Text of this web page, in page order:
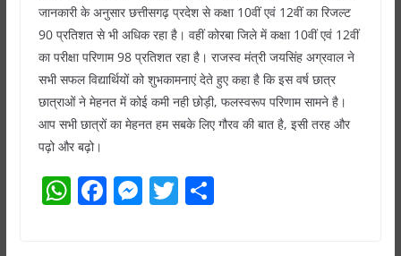
जानकारी के अनुसार छत्तीसगढ़ प्रदेश से कक्षा 10वीं एवं 12वीं का रिजल्ट
90 प्रतिशत से भी अधिक रहा है। वहीं कोरबा जिले में कक्षा 10वीं एवं 12वीं
का परीक्षा परिणाम 98 प्रतिशत रहा है। राजस्व मंत्री जयसिंह अग्रवाल ने
सभी सफल विद्यार्थियों को शुभकामनाएं देते हुए कहा है कि इस वर्ष छात्र
छात्राओं ने मेहनत में कोई कमी नही छोड़ी, फलस्वरूप परिणाम सामने है।
आप सभी छात्रों का मेहनत हम सबके लिए गौरव की बात है, इसी तरह और
पढ़ो और बढ़ो।
W F M T S